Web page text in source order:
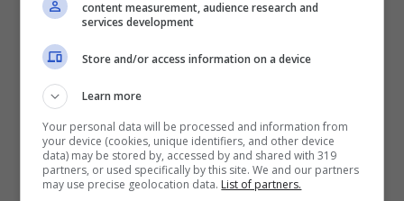
content measurement, audience research and
services development
Store and/or access information on a device
Learn more
Your personal data will be processed and information from
your device (cookies, unique identifiers, and other device
data) may be stored by, accessed by and shared with 319
partners, or used specifically by this site. We and our partners
may use precise geolocation data. List of partners.